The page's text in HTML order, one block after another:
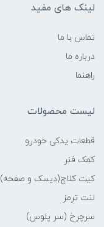
لینک های مفید
تماس با ما
درباره ما
راهنما
لیست محصولات
قطعات یدکی خودرو
کمک فنر
کیت کلاچ(دیسک و صفحه)
لنت ترمز
سرچرخ (سر پلوس)